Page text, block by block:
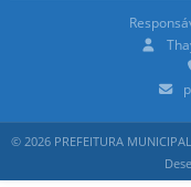
© 2026 PREFEITURA